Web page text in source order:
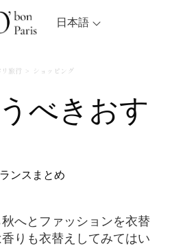
日本語
リ旅行 ショッピング
ンスまとめ
りも衣替えしてみてはい